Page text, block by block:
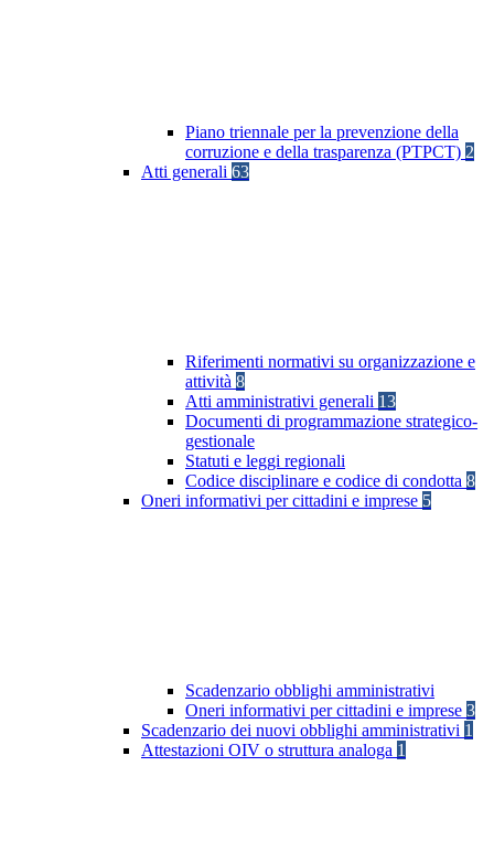
Piano triennale per la prevenzione della
corruzione e della trasparenza (PTPCT) 2
Atti generali 63
Riferimenti normativi su organizzazione e
attività 8
Atti amministrativi generali 13
Documenti di programmazione strategico-
gestionale
Statuti e leggi regionali
Codice disciplinare e codice di condotta 8
Oneri informativi per cittadini e imprese 5
Scadenzario obblighi amministrativi
Oneri informativi per cittadini e imprese 3
Scadenzario dei nuovi obblighi amministrativi 1
Attestazioni OIV o struttura analoga 1